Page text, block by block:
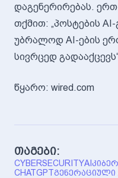
დაგენერირებას.
თქმით: „პოსტების
უბრალოდ AI-ების
სივრცედ
წყარო: wired.com
თაგები:
CYBERSECURITYAI
CHATGPTᲒᲔᲜᲔᲠᲐᲪᲘᲣᲚᲘ